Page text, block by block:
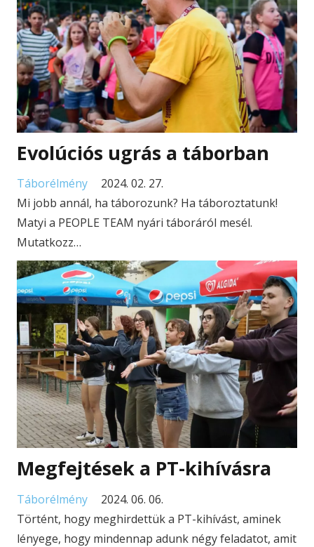
Evolúciós ugrás a táborban
Táborélmény
2024. 02. 27.
Mi jobb annál, ha táborozunk? Ha táboroztatunk!
Matyi a PEOPLE TEAM nyári táboráról mesél.
Mutatkozz…
Megfejtések a PT-kihívásra
Táborélmény
2024. 06. 06.
Történt, hogy meghirdettük a PT-kihívást, aminek
lényege, hogy mindennap adunk négy feladatot, amit